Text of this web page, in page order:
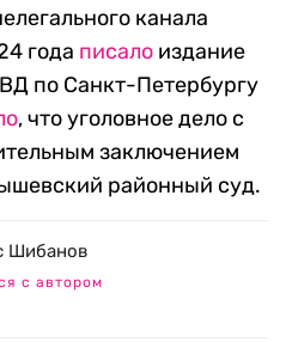
канала
года писало издание
по Санкт-Петербургу
, что уголовное дело с
заключением
районный суд.
Шибанов
с автором